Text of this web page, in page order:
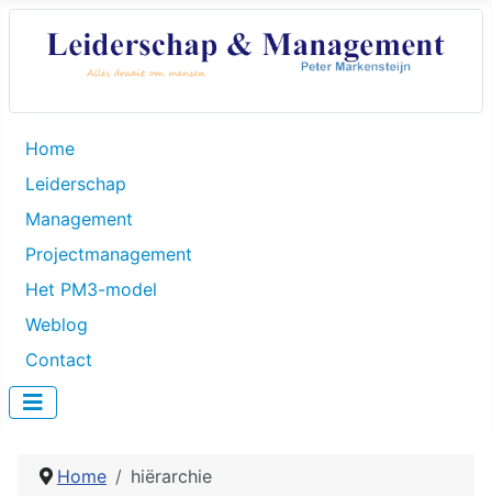
Home
Leiderschap
Management
Projectmanagement
Het PM3-model
Weblog
Contact
Home hiërarchie